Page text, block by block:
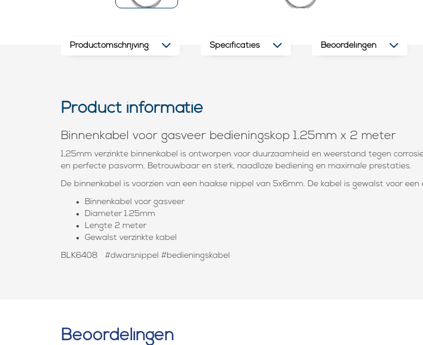
Productomschrijving Specificaties Beoordelingen
Product informatie
Binnenkabel voor gasveer bedieningskop 1.25mm x 2 meter
1,25mm verzinkte binnenkabel is ontworpen voor duurzaamheid en weerstand tegen
en perfecte pasvorm. Betrouwbaar en sterk, naadloze bediening en maximale prestaties.
De binnenkabel is voorzien van een haakse nippel van 5x6mm. De kabel is gewalst voor
Binnenkabel voor gasveer
Diameter 1.25mm
Lengte 2 meter
Gewalst verzinkte kabel
BLK6408 #dwarsnippel #bedieningskabel
Beoordelingen